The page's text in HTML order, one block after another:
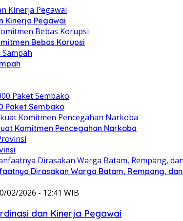
Kinerja Pegawai
Bebas Korupsi
Paket Sembako
Komitmen Pencegahan Narkoba
Dirasakan Warga Batam, Rempang,
02/2026 - 12:41 WIB
dan Kinerja Pegawai